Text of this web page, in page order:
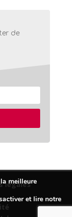
de
légales
meilleure
et lire notre